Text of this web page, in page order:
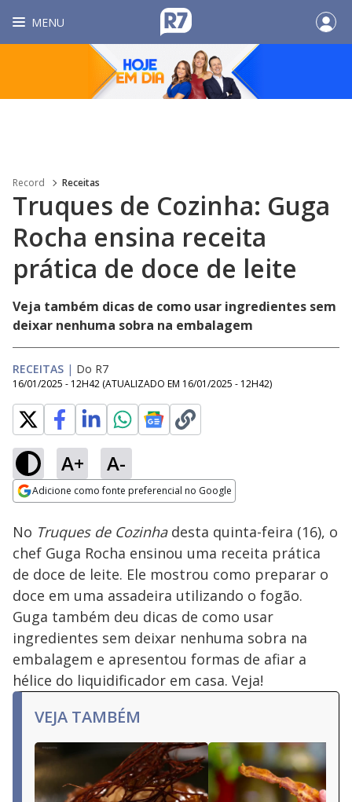
MENU
Record Receitas
Truques de Cozinha: Guga
Rocha ensina receita
prática de doce de leite
Veja também dicas de como usar ingredientes sem
deixar nenhuma sobra na embalagem
RECEITAS | Do R7
16/01/2025 - 12H42 (ATUALIZADO EM 16/01/2025 - 12H42)
A+ A-
Adicione como fonte preferencial no Google
Ativar
Loaded:
3.51%
No Truques de Cozinhadesta quinta-feira (16), o
chef Guga Rocha ensinou uma receita prática
de doce de leite. Ele mostrou como preparar o
doce em uma assadeira utilizando o fogão.
Guga também deu dicas de como usar
ingredientes sem deixar nenhuma sobra na
embalagem e apresentou formas de afiar a
hélice do liquidificador em casa. Veja!
VEJA TAMBÉM